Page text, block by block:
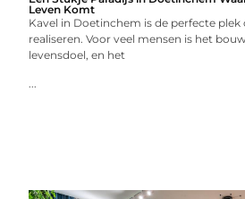
Leven Komt
Kavel in Doetinchem is de perfecte
realiseren. Voor veel mensen is het
levensdoel, en het
...